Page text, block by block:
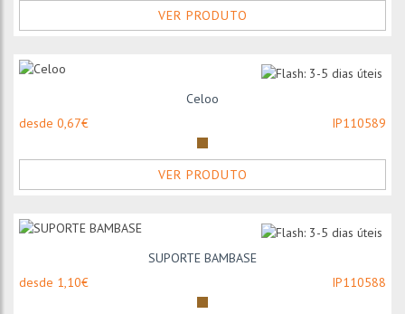
VER PRODUTO
Celoo
desde 0,67€
IP110589
VER PRODUTO
SUPORTE BAMBASE
desde 1,10€
IP110588